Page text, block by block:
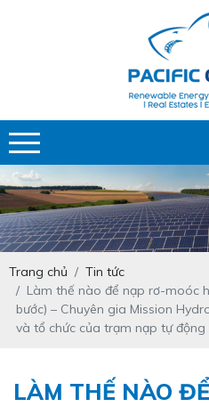
Trang chủ
Tin tức
Làm thế nào để nạp rơ-moóc
bước) – Chuyên gia Mission
và tổ chức của trạm nạp tự
LÀM THẾ NÀO